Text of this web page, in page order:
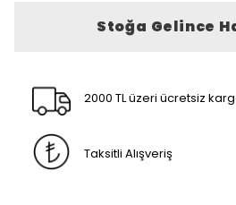
Stoğa Gelince
2000 TL üzeri ücretsiz
Taksitli Alışveriş